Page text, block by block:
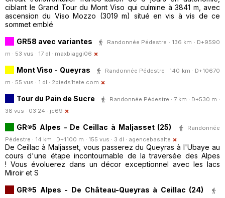
ciblant le Grand Tour du Mont Viso qui culmine à 3841 m, avec
ascension du Viso Mozzo (3019 m) situé en vis à vis de ce
sommet emblé
GR58 avec variantes
Randonnée Pédestre · 136 km · D+9590
m · 53 vus · 17 dl · maxbiaggi06
Mont Viso - Queyras
Randonnée Pédestre · 140 km · D+10670
m · 55 vus · 1 dl · 2pieds1tete.com
Tour du Pain de Sucre
Randonnée Pédestre · 7 km · D+530 m ·
38 vus · 03:24 · jc69
GR®5 Alpes - De Ceillac à Maljasset (25)
Randonnée
Pédestre · 14 km · D+1100 m · 155 vus · 3 dl · agencebasalte
De Ceillac à Maljasset, vous passerez du Queyras à l'Ubaye au
cours d'une étape incontournable de la traversée des Alpes
! Vous évoluerez dans un décor exceptionnel avec les lacs
Miroir et S
GR®5 Alpes - De Château-Queyras à Ceillac (24)